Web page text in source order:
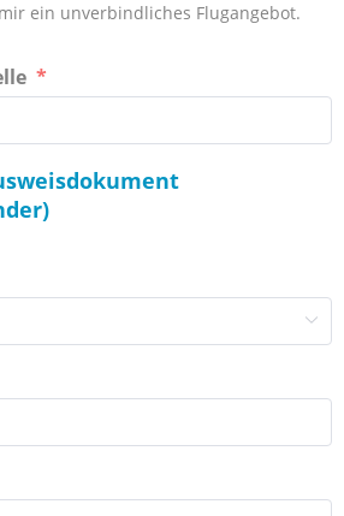
ein unverbindliches Flugangebot.